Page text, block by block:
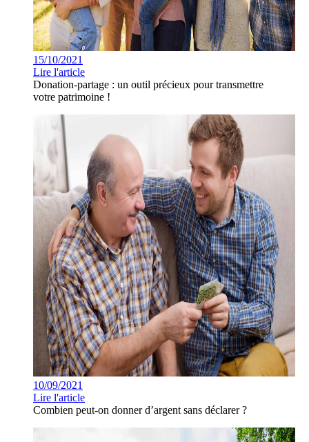
15/10/2021
Lire l'article
Donation-partage : un outil précieux pour transmettre
votre patrimoine !
10/09/2021
Lire l'article
Combien peut-on donner d’argent sans déclarer ?